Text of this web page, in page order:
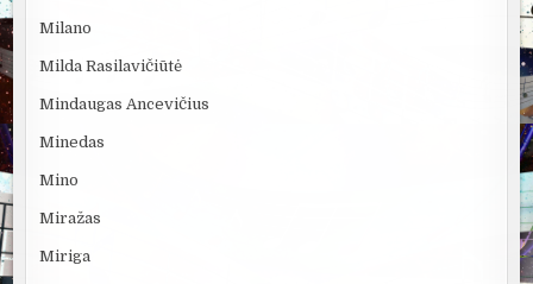
Milano
Milda Rasilavičiūtė
Mindaugas Ancevičius
Minedas
Mino
Miražas
Miriga